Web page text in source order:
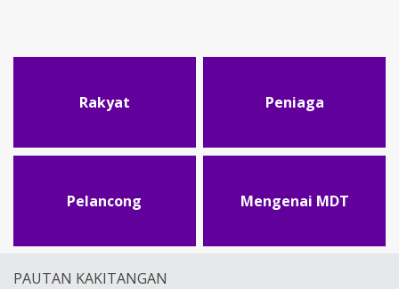
Rakyat Peniaga
Pelancong Mengenai MDT
PAUTAN KAKITANGAN